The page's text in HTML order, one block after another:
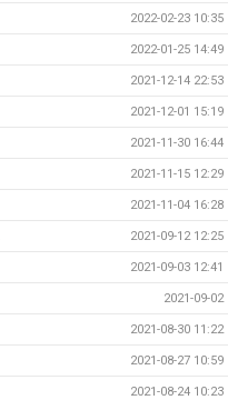
2022-02-23 10:35
2022-01-25 14:49
2021-12-14 22:53
2021-12-01 15:19
2021-11-30 16:44
2021-11-15 12:29
2021-11-04 16:28
2021-09-12 12:25
2021-09-03 12:41
2021-09-02
2021-08-30 11:22
2021-08-27 10:59
2021-08-24 10:23